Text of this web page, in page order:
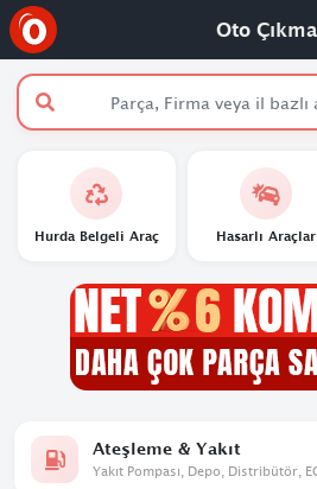
Oto Çıkma
Hurda Belgeli Araç Hasarlı Araçlar
Ateşleme & Yakıt